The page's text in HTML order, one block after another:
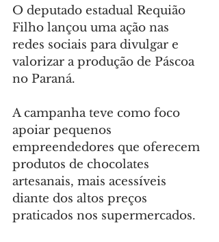
O deputado estadual Requião
Filho lançou uma ação nas
redes sociais para divulgar e
valorizar a produção de Páscoa
no Paraná.
A campanha teve como foco
apoiar pequenos
empreendedores que oferecem
produtos de chocolates
artesanais, mais acessíveis
diante dos altos preços
praticados nos supermercados.